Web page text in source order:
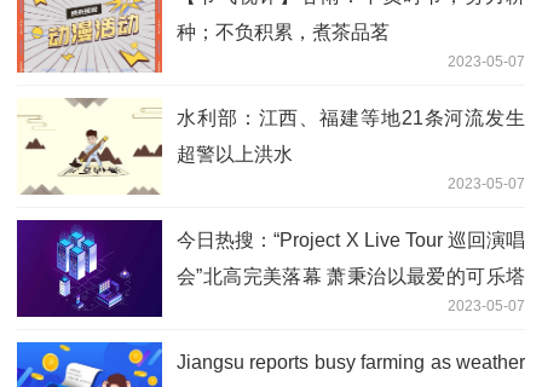
种；不负积累，煮茶品茗
2023-05-07
水利部：江西、福建等地21条河流发生
超警以上洪水
2023-05-07
今日热搜：“Project X Live Tour 巡回演唱
会”北高完美落幕 萧秉治以最爱的可乐塔
2023-05-07
Jiangsu reports busy farming as weather